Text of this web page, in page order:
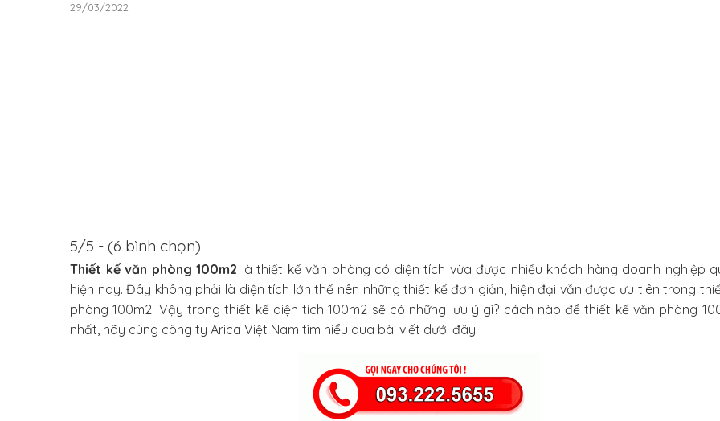
29/03/2022
5/5 - (6 bình chọn)
Thiết kế văn phòng 100m2 là thiết kế văn phòng có diện tích vừa được nhiều khách hàng doanh nghiệp
hiện nay. Đây không phải là diện tích lớn thế nên những thiết kế đơn giản, hiện đại vẫn được ưu tiên trong
phòng 100m2. Vậy trong thiết kế diện tích 100m2 sẽ có những lưu ý gì? cách nào để thiết kế văn phòng
nhất, hãy cùng công ty Arica Việt Nam tìm hiểu qua bài viết dưới đây: